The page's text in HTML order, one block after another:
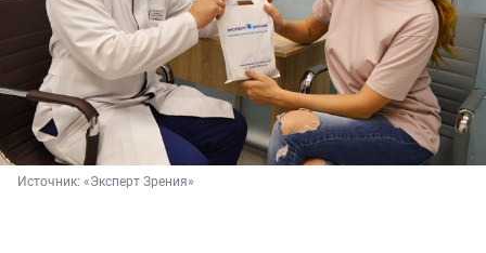
Источник: «Эксперт Зрения»